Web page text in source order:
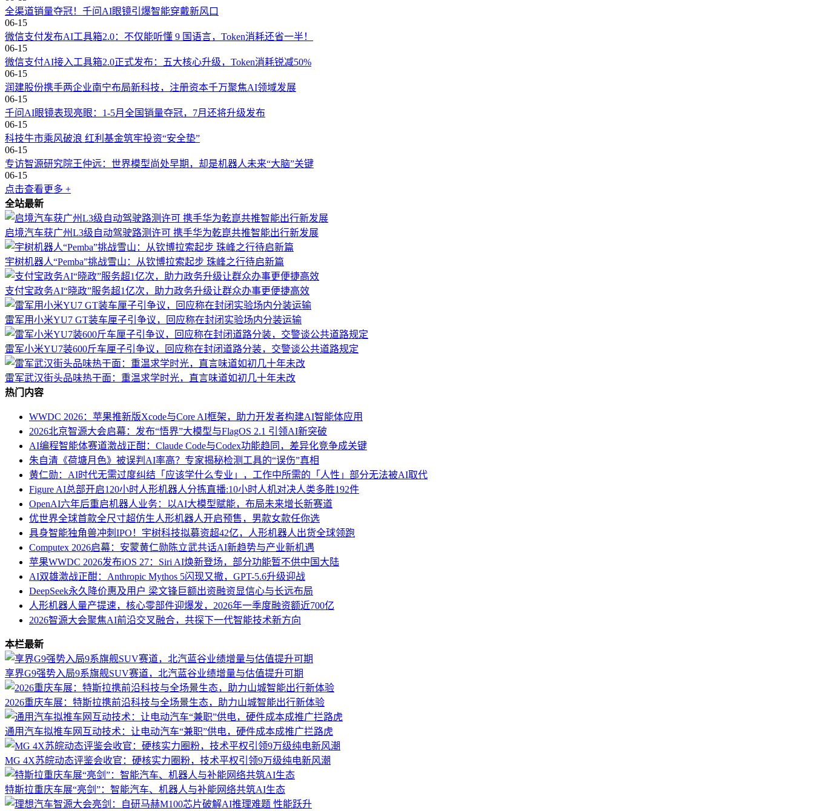
全渠道销量夺冠！千问AI眼镜引爆智能穿戴新风口
06-15
微信支付发布AI工具箱2.0：不仅能听懂 9 国语言，Token消耗还省一半！
06-15
微信支付AI接入工具箱2.0正式发布：五大核心升级，Token消耗锐减50%
06-15
润建股份携手两企业南宁布局新科技，注册资本千万聚焦AI领域发展
06-15
千问AI眼镜表现亮眼：1-5月全国销量夺冠，7月还将升级发布
06-15
科技牛市乘风破浪 红利基金筑牢投资“安全垫”
06-15
专访智源研究院王仲远：世界模型尚处早期，却是机器人未来“大脑”关键
06-15
点击查看更多 +
全站最新
启境汽车获广州L3级自动驾驶路测许可 携手华为乾崑共推智能出行新发展
宇树机器人“Pemba”挑战雪山：从钦博拉索起步 珠峰之行待启新篇
支付宝政务AI“晓政”服务超1亿次，助力政务升级让群众办事更便捷高效
雷军用小米YU7 GT装车厘子引争议，回应称在封闭实验场内分装运输
雷军小米YU7装600斤车厘子引争议，回应称在封闭道路分装，交警谈公共道路规定
雷军武汉街头品味热干面：重温求学时光，直言味道如初几十年未改
热门内容
WWDC 2026：苹果推新版Xcode与Core AI框架，助力开发者构建AI智能体应用
2026北京智源大会启幕：发布“悟界”大模型与FlagOS 2.1 引领AI新突破
AI编程智能体赛道激战正酣：Claude Code与Codex功能趋同，差异化竞争成关键
朱自清《荷塘月色》被误判AI率高？专家揭秘检测工具的“误伤”真相
黄仁勋：AI时代无需过度纠结「应该学什么专业」，工作中所需的「人性」部分无法被AI取代
Figure AI总部开启120小时人形机器人分拣直播:10小时人机对决人类多胜192件
OpenAI六年后重启机器人业务：以AI大模型赋能，布局未来增长新赛道
优世界全球首款全尺寸超仿生人形机器人开启预售，男款女款任你选
具身智能独角兽冲刺IPO！宇树科技拟募资超42亿，人形机器人出货全球领跑
Computex 2026启幕：安蒙黄仁勋陈立武共话AI新趋势与产业新机遇
苹果WWDC 2026发布iOS 27：Siri AI焕新登场，部分功能暂不供中国大陆
AI双雄激战正酣：Anthropic Mythos 5闪现又撤，GPT-5.6升级迎战
DeepSeek永久降价惠及用户 梁文锋巨额出资融资显信心与长远布局
人形机器人量产提速，核心零部件迎爆发，2026年一季度融资额近700亿
2026智源大会聚焦AI前沿交叉融合，共探下一代智能技术新方向
本栏最新
享界G9强势入局9系旗舰SUV赛道，北汽蓝谷业绩增量与估值提升可期
2026重庆车展：特斯拉携前沿科技与全场景生态，助力山城智能出行新体验
通用汽车拟推车网互动技术：让电动汽车“兼职”供电，硬件成本成推广拦路虎
MG 4X苏皖动态评鉴会收官：硬核实力圈粉，技术平权引领9万级纯电新风潮
特斯拉重庆车展“亮剑”：智能汽车、机器人与补能网络共筑AI生态